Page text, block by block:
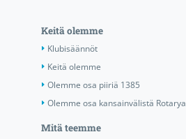
Keitä olemme
Klubisäännöt
Keitä olemme
Olemme osa piiriä 1385
Olemme osa kansainvälistä Rotarya
Mitä teemme